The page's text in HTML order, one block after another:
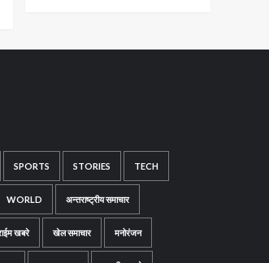
SPORTS STORIES TECH
WORLD अन्तराष्ट्रीय समाचार
खबरे खेल समाचार मनोरंजन